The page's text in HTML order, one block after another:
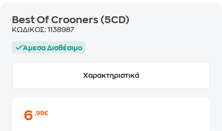
Best Of Crooners (5CD)
ΚΩΔΙΚΟΣ: 1138987
Άμεσα Διαθέσιμο
Χαρακτηριστικά
6,99€